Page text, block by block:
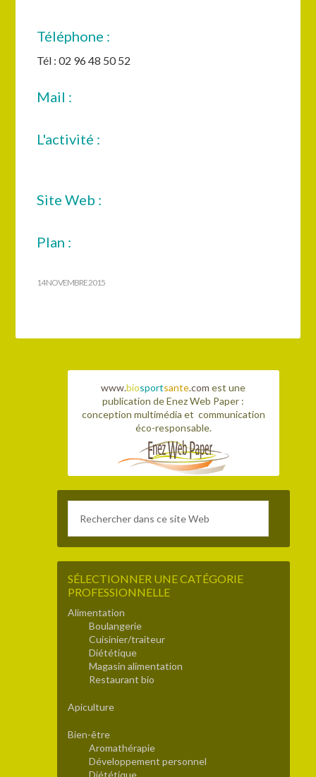
Téléphone :
Tél : 02 96 48 50 52
Mail :
L'activité :
Site Web :
Plan :
14 NOVEMBRE 2015
www.biosportsante.com est une
publication de Enez Web Paper :
conception multimédia et communication
éco-responsable.
SÉLECTIONNER UNE CATÉGORIE
PROFESSIONNELLE
Alimentation
Boulangerie
Cuisinier/traiteur
Diététique
Magasin alimentation
Restaurant bio
Apiculture
Bien-être
Aromathérapie
Développement personnel
Diététique